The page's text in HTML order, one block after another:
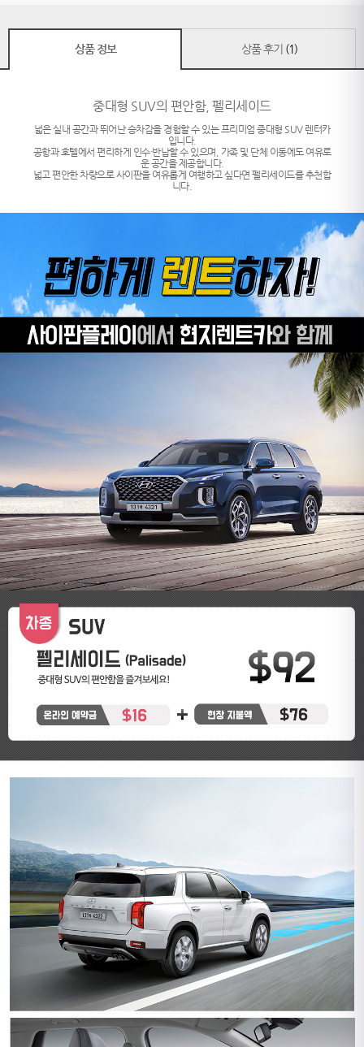
상품 정보 상품 후기 (1)
중대형 SUV의 편안함, 펠리세이드
넓은 실내 공간과 뛰어난 승차감을 경험할 수 있는 프리미엄 중대형 SUV 렌터카
입니다.
공항과 호텔에서 편리하게 인수·반납할 수 있으며, 가족 및 단체 이동에도 여유로
운 공간을 제공합니다.
넓고 편안한 차량으로 사이판을 여유롭게 여행하고 싶다면 펠리세이드를 추천합
니다.